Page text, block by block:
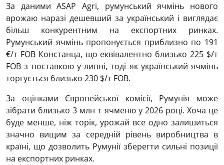
За даними ASAP Agri, румунський ячмінь нового
врожаю наразі дешевший за український і виглядає
більш конкурентним на експортних ринках.
Румунський ячмінь пропонується приблизно по 191
€/т FOB Констанца, що еквівалентно близько 225 $/т
FOB з поставкою у липні, тоді як український ячмінь
торгується близько 230 $/т FOB.
За оцінками Європейської комісії, Румунія може
зібрати близько 3 млн т ячменю у 2026 році. Хоча це
буде менше, ніж торік, урожай все одно залишиться
значно вищим за середній рівень виробництва в
країні, що дозволить Румунії зберегти сильні позиції
на експортних ринках.